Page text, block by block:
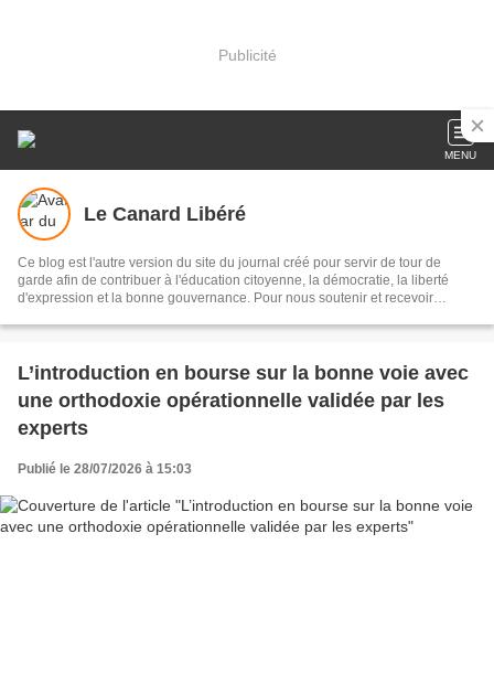
Publicité
MENU
Le Canard Libéré
Ce blog est l'autre version du site du journal créé pour servir de tour de
garde afin de contribuer à l'éducation citoyenne, la démocratie, la liberté
d'expression et la bonne gouvernance. Pour nous soutenir et recevoir
chevronné. Nous contacter au +237 696559350 / 674010945 email :
L’introduction en bourse sur la bonne voie avec
une orthodoxie opérationnelle validée par les
experts
Publié le 28/07/2026 à 15:03